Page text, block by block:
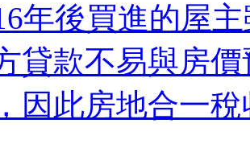
年後買進的屋
貸款不易與房
因此房地合一